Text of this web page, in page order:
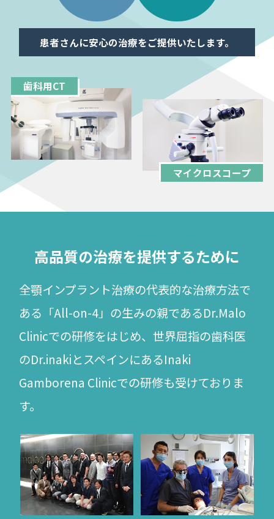
患者さんに安心の治療をご提供いたします。
歯科用CT
マイクロスコープ
高品質の治療を提供するために
全顎インプラント治療の代表的な治療方法で
ある「All-on-4」の生みの親であるDr.Malo
Clinicでの研修をはじめ、世界屈指の歯科医
のDr.inakiとスペインにあるInaki
Gamborena Clinicでの研修も受けておりま
す。